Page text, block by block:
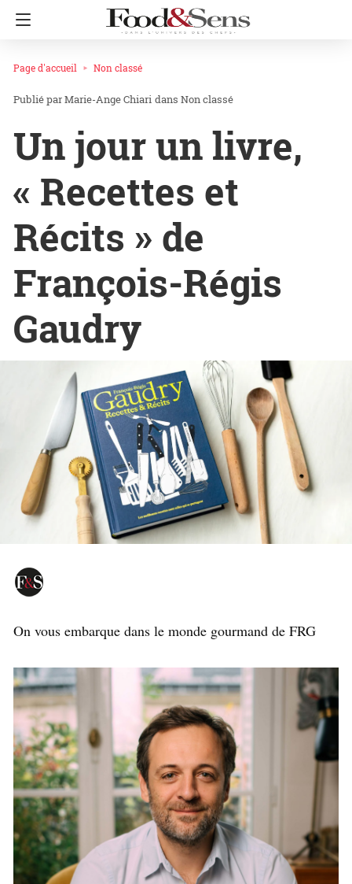
Page d'accueil Non classé
Marie-Ange Chiari dans Non classé
Un jour un livre,
« Recettes et
Récits » de
François-Régis
Gaudry
On vous embarque dans le monde gourmand de FRG